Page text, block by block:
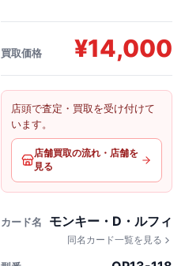
買取価格 ¥14,000
店頭で査定・買取を受け付けて
います。
店舗買取の流れ・店舗を
見る
カード名 モンキー・D・ルフィ
同名カード一覧を見る